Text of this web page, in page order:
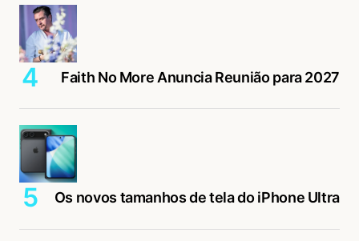
Faith No More Anuncia Reunião para 2027
Os novos tamanhos de tela do iPhone Ultra